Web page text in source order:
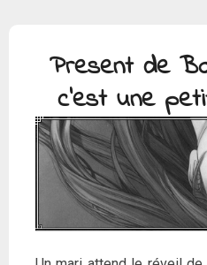
Present de
c’est une